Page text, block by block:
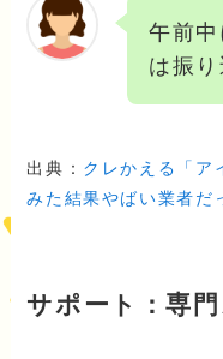
午前
は振り
出典： クレかえる「ア
みた結果やばい業者だ
サポート：専